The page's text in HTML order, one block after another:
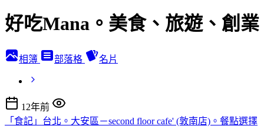
好吃Mana。美食、旅遊、創業
相簿 部落格 名片
12年前
「食記」台北。大安區－second floor cafe' (敦南店)。餐點選擇